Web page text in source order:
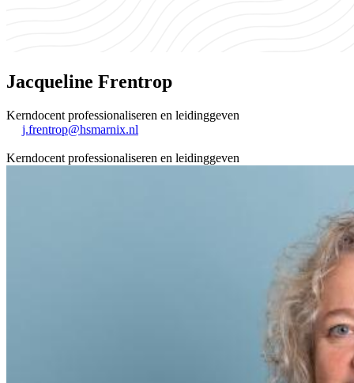
Jacqueline Frentrop
Kerndocent professionaliseren en leidinggeven
j.frentrop@hsmarnix.nl
Kerndocent professionaliseren en leidinggeven